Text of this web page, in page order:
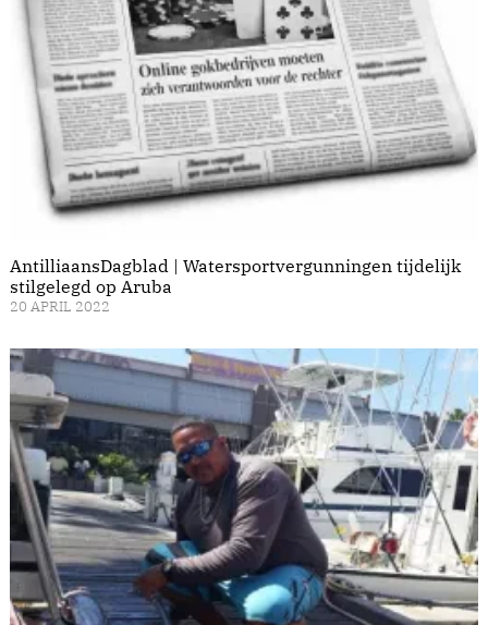
AntilliaansDagblad | Watersportvergunningen tijdelijk
stilgelegd op Aruba
20 APRIL 2022